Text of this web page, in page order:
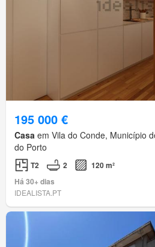
195 000 €
Casa em Vila do Conde, Município
do Porto
T2 2
120 m²
Há 30+ dias
IDEALISTA.PT